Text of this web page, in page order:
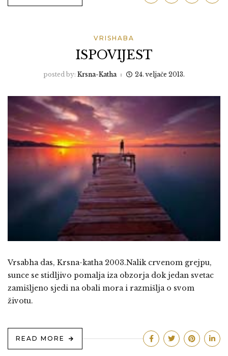
VRISHABA
ISPOVIJEST
posted by: Krsna-Katha 24. veljače 2013.
Vrsabha das, Krsna-katha 2003.Nalik crvenom grejpu,
sunce se stidljivo pomalja iza obzorja dok jedan svetac
zamišljeno sjedi na obali mora i razmišlja o svom
životu.
READ MORE